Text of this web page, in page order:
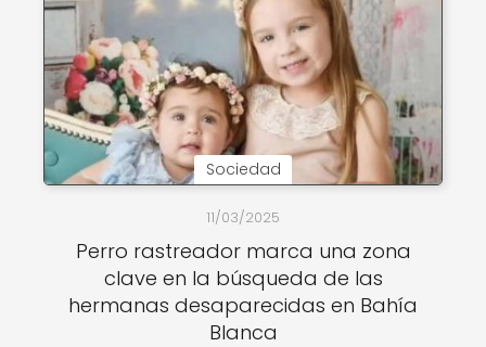
Sociedad
11/03/2025
Perro rastreador marca una zona
clave en la búsqueda de las
hermanas desaparecidas en Bahía
Blanca